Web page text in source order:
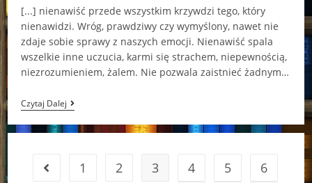
[...] nienawiść przede wszystkim krzywdzi tego, który
nienawidzi. Wróg, prawdziwy czy wymyślony, nawet nie
zdaje sobie sprawy z naszych emocji. Nienawiść spala
wszelkie inne uczucia, karmi się strachem, niepewnością,
niezrozumieniem, żalem. Nie pozwala zaistnieć żadnym…
Czytaj DalejBursztynowy
Miecz
Marta
Mrozińska
Go to the previous page
1 2 3 4 5
6